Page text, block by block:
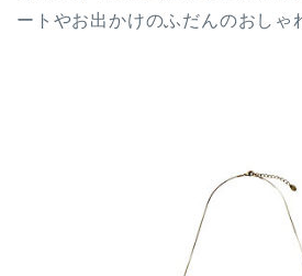
ートやお出かけのふだんのおしゃ